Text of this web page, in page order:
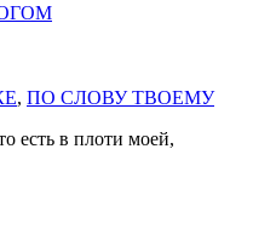
, ПО СЛОВУ ТВОЕМУ
есть в плоти моей,